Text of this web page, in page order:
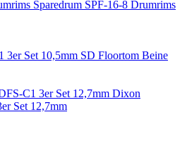
Sparedrum SPF-16-8 Drumrims
SD Floortom Beine
Dixon
Set 12,7mm